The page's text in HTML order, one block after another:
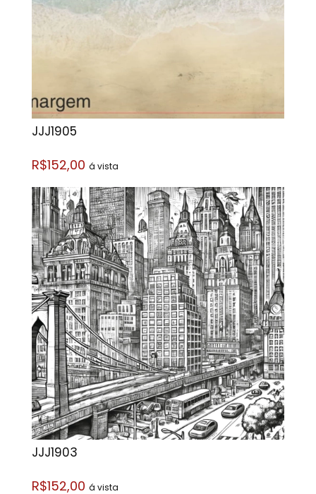
JJJ1905
R$152,00 á vista
JJJ1903
R$152,00 á vista